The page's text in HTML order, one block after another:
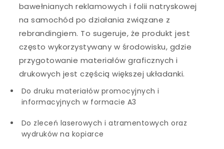
bawełnianych reklamowych i folii natryskowej
na samochód po działania związane z
rebrandingiem. To sugeruje, że produkt jest
często wykorzystywany w środowisku, gdzie
przygotowanie materiałów graficznych i
drukowych jest częścią większej układanki.
Do druku materiałów promocyjnych i
informacyjnych w formacie A3
Do zleceń laserowych i atramentowych oraz
wydruków na kopiarce